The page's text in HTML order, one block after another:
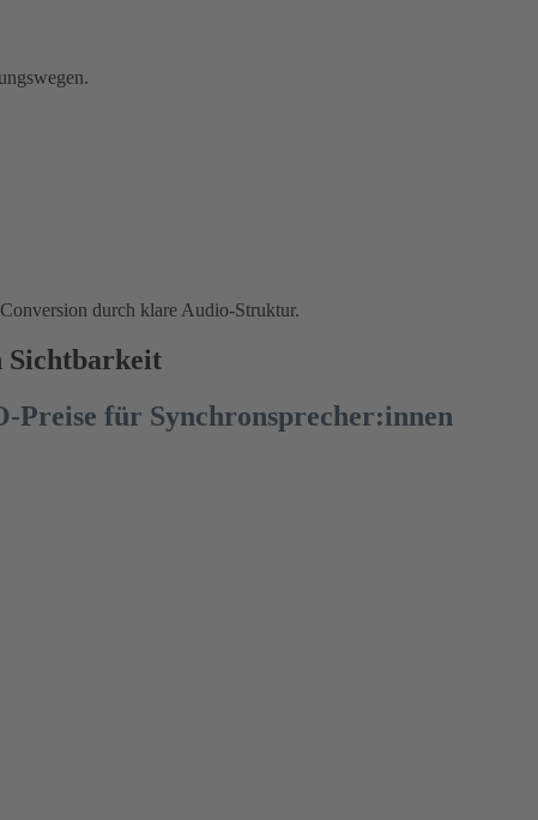
durch klare Audio-Struktur.
Sichtbarkeit
Preise für Synchronsprecher:innen